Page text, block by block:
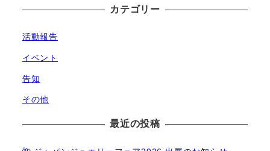
カテゴリー
活動報告
イベント
告知
その他
最近の投稿